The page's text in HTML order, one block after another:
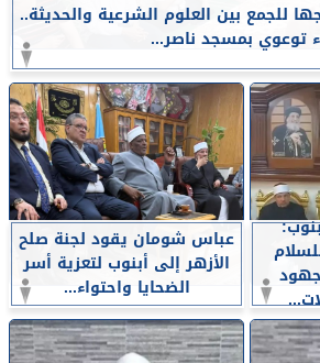
للجمع بين العلوم الشرعية والحديثة..
توعوي بمسجد ناصر...
عباس شومان يقود لجنة صلح
الأزهر إلى أبنوب لتعزية أسر
الضحايا واحتواء...